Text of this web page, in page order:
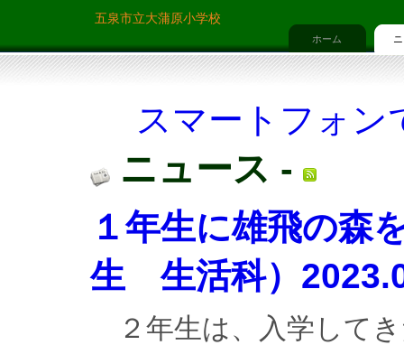
五泉市立大蒲原小学校
ホーム
スマートフォン
ニュース -
１年生に雄飛の森
生 生活科）
２年生は、入学して